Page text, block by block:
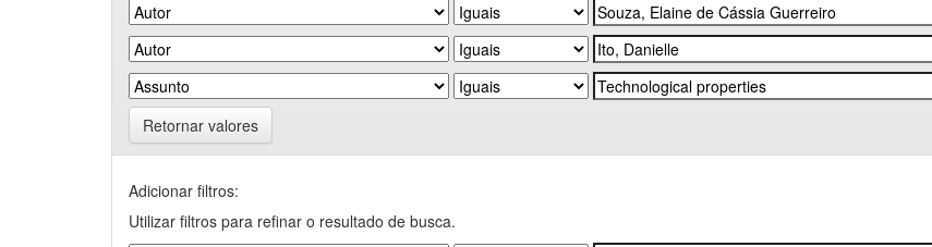
Retornar valores
Adicionar filtros:
Utilizar filtros para refinar o resultado de busca.